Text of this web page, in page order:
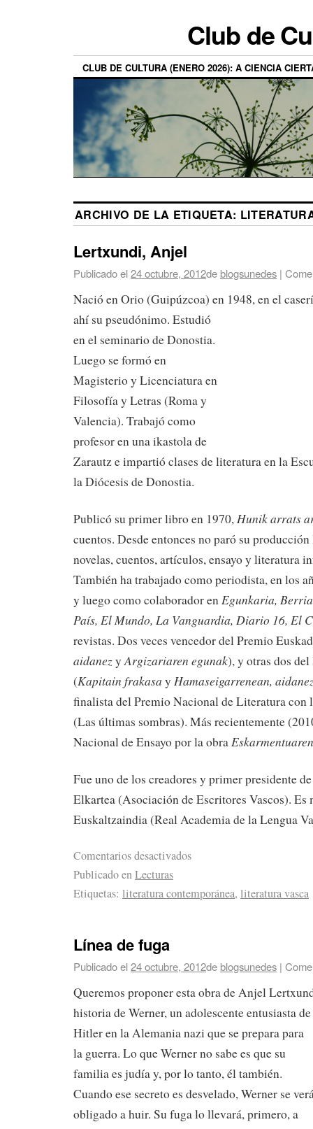
Club de
CLUB DE CULTURA (ENERO 2026): A CIENCIA
ARCHIVO DE LA ETIQUETA:
Lertxundi, Anjel
Publicado el24 octubre, 2012deblogsunedes |
Nació en Orio (Guipúzcoa) en 1948, en el
ahí su pseudónimo. Estudió
en el seminario de Donostia.
Luego se formó en
Magisterio y Licenciatura en
Filosofía y Letras (Roma y
Valencia). Trabajó como
profesor en una ikastola de
Zarautz e impartió clases de literatura en la
la Diócesis de Donostia.
Publicó su primer libro en 1970,Hunik arrats
cuentos. Desde entonces no paró su
novelas, cuentos, artículos, ensayo y literatura
También ha trabajado como periodista, en los
y luego como colaborador enEgunkaria,
País, El Mundo, La Vanguardia, Diario 16, El
revistas. Dos veces vencedor del Premio
aidanezyArgizariaren egunak), y otras dos
(Kapitain frakasa y Hamaseigarrenean,
finalista del Premio Nacional de Literatura con
(Las últimas sombras). Más recientemente
Nacional de Ensayo por la obra
Fue uno de los creadores y primer presidente
Elkartea (Asociación de Escritores Vascos). Es
Euskaltzaindia (Real Academia de la Lengua
Comentarios desactivados
Publicado enLecturas
Etiquetas: literatura contemporánea, literatura vasca
Línea de fuga
Publicado el24 octubre, 2012deblogsunedes |
Queremos proponer esta obra de Anjel
historiade Werner, un adolescente entusiasta de
Hitler en la Alemania nazi que se prepara para
la guerra. Lo que Werner no sabe es que su
familia es judía y, por lo tanto, él también.
Cuando ese secreto es desvelado, Werner se
obligado a huir. Su fuga lo llevará, primero, a